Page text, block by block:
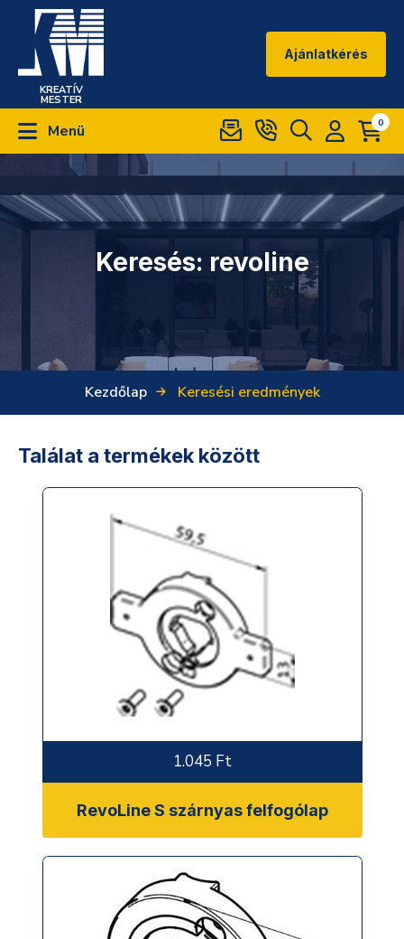
KREATÍV
MESTER
Ajánlatkérés
Menü 0
Keresés: revoline
Kezdőlap Keresési eredmények
Találat a termékek között
1.045 Ft
RevoLine S szárnyas felfogólap